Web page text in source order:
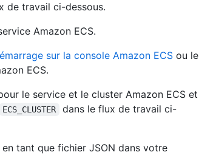
de travail ci-dessous.
Amazon ECS.
sur la console Amazon ECS ou le
ECS.
le service et le cluster Amazon ECS et
ECS_CLUSTER
dans le flux de travail ci-
tant que fichier JSON dans votre